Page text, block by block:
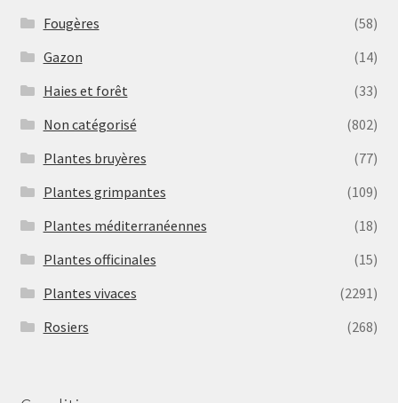
Fougères
(58)
Gazon
(14)
Haies et forêt
(33)
Non catégorisé
(802)
Plantes bruyères
(77)
Plantes grimpantes
(109)
Plantes méditerranéennes
(18)
Plantes officinales
(15)
Plantes vivaces
(2291)
Rosiers
(268)